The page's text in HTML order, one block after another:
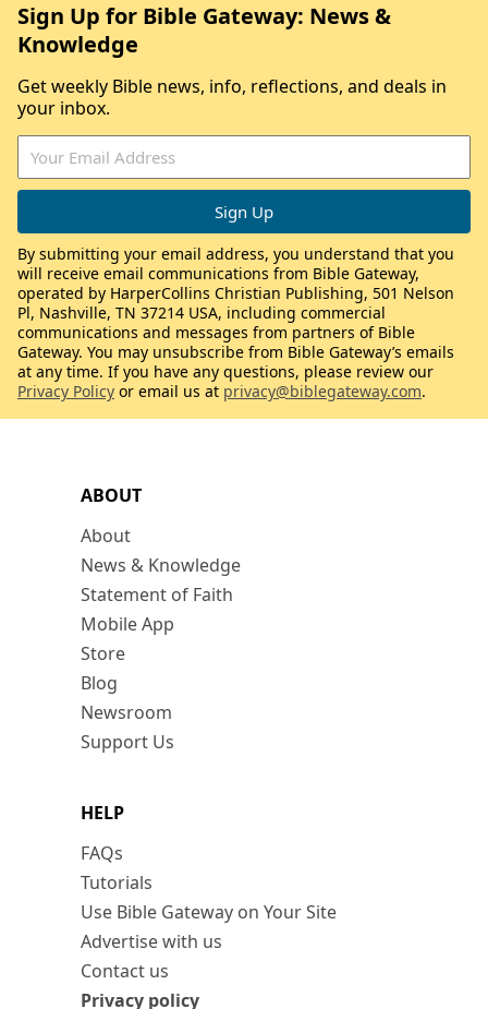
ABOUT
About
News & Knowledge
Statement of Faith
Mobile App
Store
Blog
Newsroom
Support Us
HELP
FAQs
Tutorials
Use Bible Gateway on Your Site
Advertise with us
Contact us
Privacy policy
Sign Up for Bible Gateway: News &
Knowledge
Get weekly Bible news, info, reflections, and deals in
your inbox.
By submitting your email address, you understand that you
will receive email communications from Bible Gateway,
operated by HarperCollins Christian Publishing, 501 Nelson
Pl, Nashville, TN 37214 USA, including commercial
communications and messages from partners of Bible
Gateway. You may unsubscribe from Bible Gateway’s emails
at any time. If you have any questions, please review our
Privacy Policy or email us at privacy@biblegateway.com.